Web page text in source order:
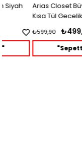
Arias Closet Büyük
Kısa Tül Gecelik
₺499,90
₺599,90
"Sepette